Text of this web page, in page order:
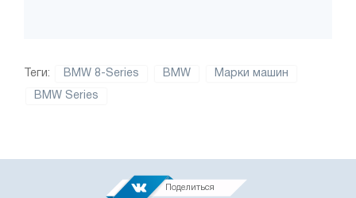
Теги: BMW 8-Series BMW Марки машин
BMW Series
Поделиться